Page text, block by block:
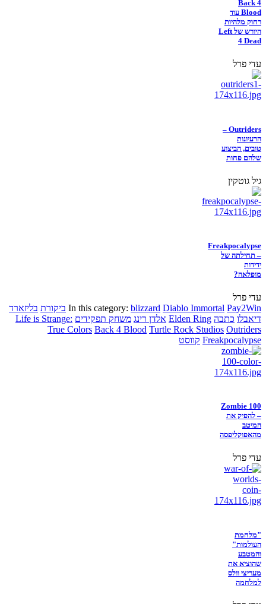
Back 4
Blood עוד
רחוק מלהיות
היורש של Left
4 Dead
עדי פרל
Outriders –
הרעיונות
טובים, הביצוע
שלהם פחות
גיל גוטקין
Freakpocalypse
– תחילתה של
ידידות
מופלאה?
עדי פרל
In this category: blizzard Diablo Immortal Pay2Win ביקורת בליזארד
דיאבלו כתבה Elden Ring אלדן רינג משחק תפקידים Life is Strange:
True Colors Back 4 Blood Turtle Rock Studios Outriders
Freakpocalypse קווסט
Zombie 100
– להפיק את
המיטב
מהאפוקליפסה
עדי פרל
"מלחמת
העולמות"
והמטבע
שהוציא את
מעריצי וולס
למלחמה